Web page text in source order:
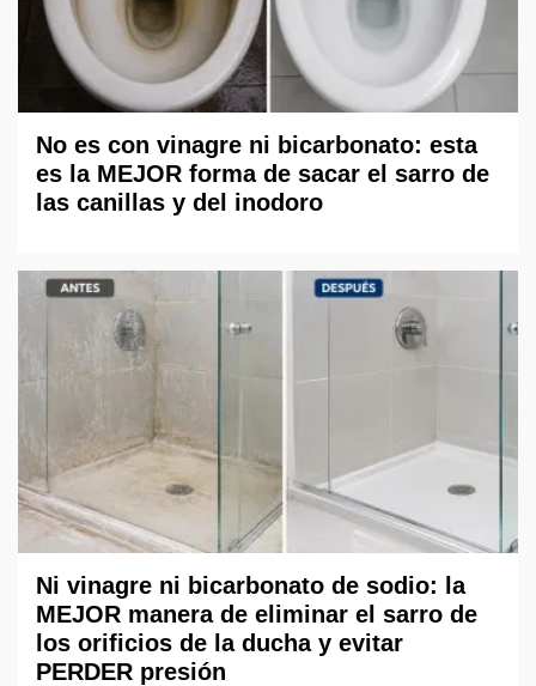
No es con vinagre ni bicarbonato: esta
es la MEJOR forma de sacar el sarro de
las canillas y del inodoro
Ni vinagre ni bicarbonato de sodio: la
MEJOR manera de eliminar el sarro de
los orificios de la ducha y evitar
PERDER presión